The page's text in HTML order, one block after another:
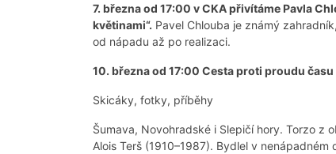
7. března od 17:00 v CKA přivítáme Pavla
květinami“. Pavel Chlouba je známý
od nápadu až po realizaci.
10. března od 17:00 Cesta proti proudu času
Skicáky, fotky, příběhy
Šumava, Novohradské i Slepičí hory. Torzo z
Alois Terš (1910–1987). Bydlel v